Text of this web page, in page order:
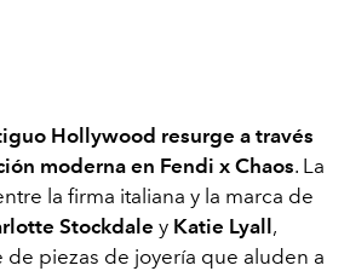
Hollywood resurge a través
moderna en Fendi x Chaos. La
la firma italiana y la marca de
Stockdale y Katie Lyall,
de piezas de joyería que aluden a